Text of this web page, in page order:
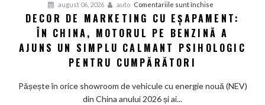
și
pedală
de
ambreiaj
august 06, 2026 auto Comentariile sunt închise
Decor
de
marketing
DECOR DE MARKETING CU EȘAPAMENT:
ÎN CHINA, MOTORUL PE BENZINĂ A
AJUNS UN SIMPLU CALMANT PSIHOLOGIC
PENTRU CUMPĂRĂTORI
Pășește în orice showroom de vehicule cu energie nouă (NEV)
din China anului 2026 și ai...